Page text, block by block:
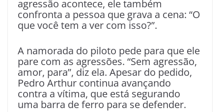
agressão acontece, ele também
confronta a pessoa que grava a cena: “O
que você tem a ver com isso?”.
A namorada do piloto pede para que ele
pare com as agressões. “Sem agressão,
amor, para”, diz ela. Apesar do pedido,
Pedro Arthur continua avançando
contra a vítima, que está segurando
uma barra de ferro para se defender.